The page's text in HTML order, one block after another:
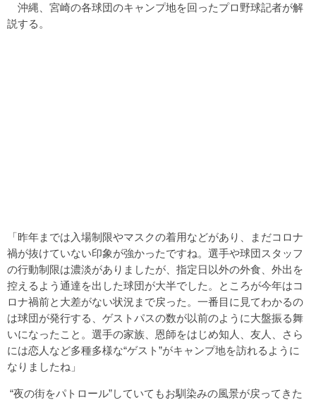
沖縄、宮崎の各球団のキャンプ地を回ったプロ野球記者が解
説する。
「昨年までは入場制限やマスクの着用などがあり、まだコロナ
禍が抜けていない印象が強かったですね。選手や球団スタッフ
の行動制限は濃淡がありましたが、指定日以外の外食、外出を
控えるよう通達を出した球団が大半でした。ところが今年はコ
ロナ禍前と大差がない状況まで戻った。一番目に見てわかるの
は球団が発行する、ゲストパスの数が以前のように大盤振る舞
いになったこと。選手の家族、恩師をはじめ知人、友人、さら
には恋人など多種多様な“ゲスト”がキャンプ地を訪れるように
なりましたね」
“夜の街をパトロール”していてもお馴染みの風景が戻ってきた